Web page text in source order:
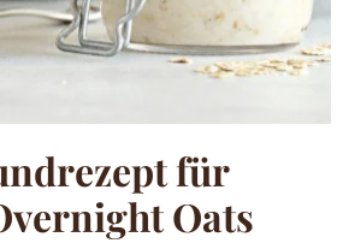
für
Oats